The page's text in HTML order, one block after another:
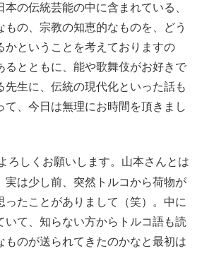
の伝統芸能の中に含まれている、
もの、宗教の知恵的なものを、どう
かということを考えておりますの
るとともに、能や歌舞伎がお好きで
先生に、伝統の現代化といった話も
て、今日は無理にお時間を頂きまし
ろしくお願いします。山本さんとは
実は少し前、突然トルコから荷物が
ったことがありまして（笑）。中に
いて、知らない方からトルコ語も読
ものが送られてきたのかなと最初は